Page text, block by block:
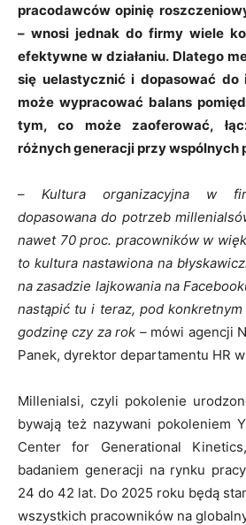
pracodawców opinię
– wnosi jednak do firmy wiele
efektywne w działaniu. Dlatego
się uelastycznić i dopasować
może wypracować balans
tym, co może zaoferować,
różnych generacji przy wspólnych
– Kultura organizacyjna w
dopasowana do potrzeb
nawet 70 proc. pracowników w
to kultura nastawiona na
na zasadzie lajkowania na
nastąpić tu i teraz, pod
godzinę czy za rok –mówi agencji
Panek, dyrektor departamentu HR
Millenialsi, czyli pokolenie
bywają też nazywani pokoleniem
Center for Generational
badaniem generacji na rynku
24 do 42 lat. Do 2025 roku będą
wszystkich pracowników na